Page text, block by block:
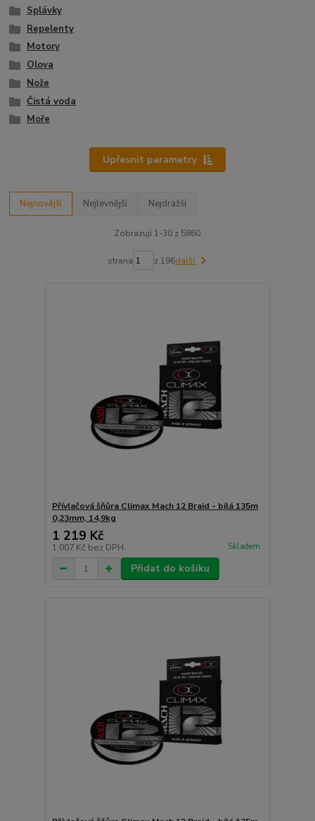
Splávky
Repelenty
Motory
Olova
Nože
Čistá voda
Moře
Upřesnit parametry
Nejnovější Nejlevnější Nejdražší
Zobrazuji 1-30 z 5860
strana z 196další
Přívlačová šňůra Climax Mach 12 Braid - bílá 135m
0,23mm, 14,9kg
1 219 Kč
1 007 Kč bez DPH Skladem
Přidat do košíku